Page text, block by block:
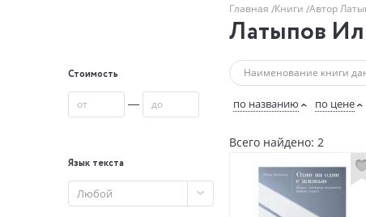
Главная Книги Автор
Латыпов
Стоимость
—
Язык текста
Любой
по названию по цене
Всего найдено: 2